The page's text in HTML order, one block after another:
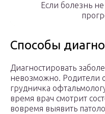
Если болезнь
Способы
Диагностировать
невозможно. Родители
грудничка
время врач смотрит
вовремя выявить